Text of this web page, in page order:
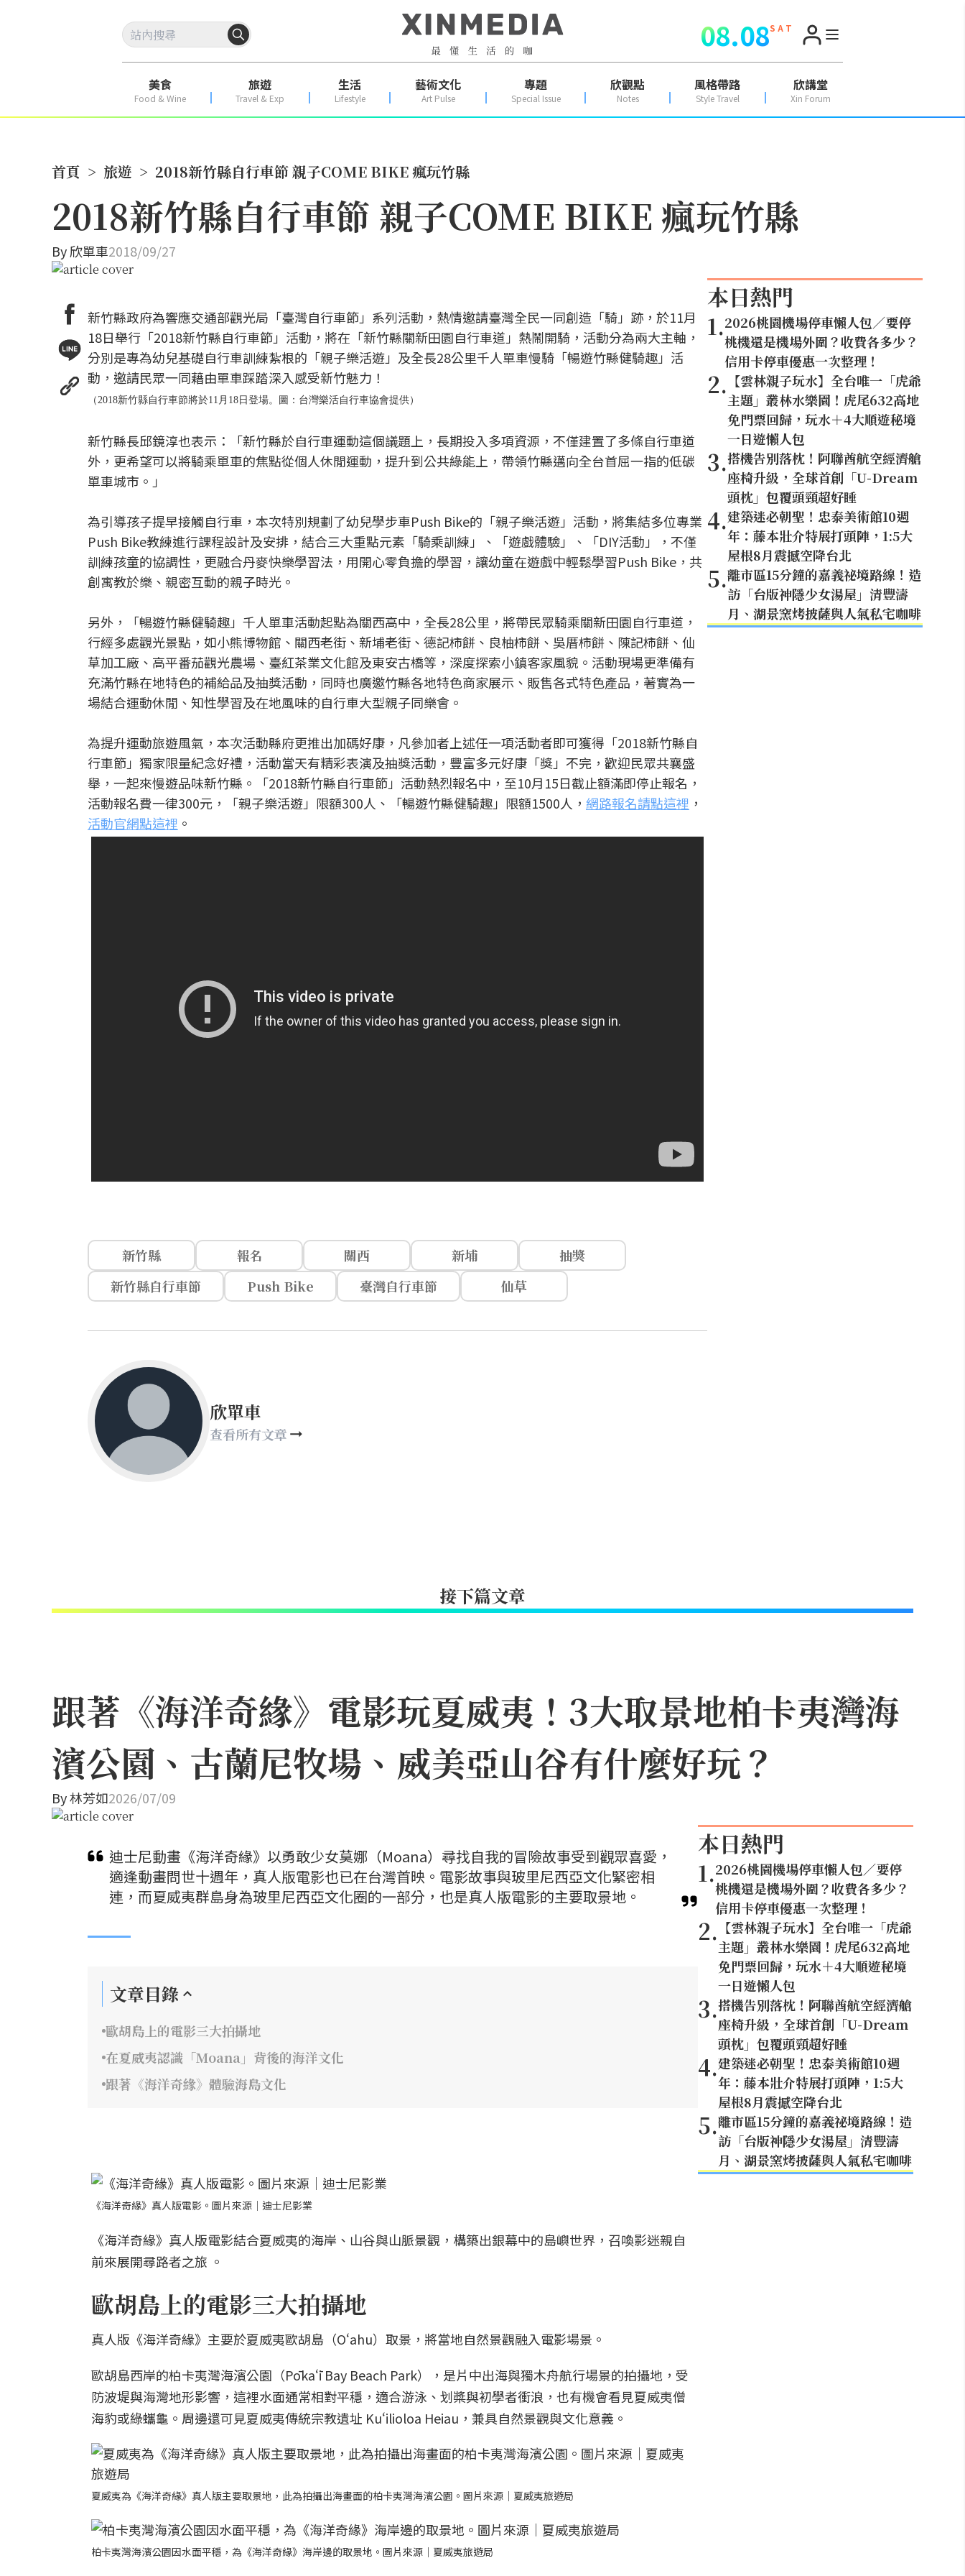
08.08S A T
美食
Food & Wine
旅遊
Travel & Exp
生活
Lifestyle
藝術文化
Art Pulse
專題
Special Issue
欣觀點
Notes
風格帶路
Style Travel
欣講堂
Xin Forum
首頁 > 旅遊 > 2018新竹縣自行車節 親子COME BIKE 瘋玩竹縣
2018新竹縣自行車節 親子COME BIKE 瘋玩竹縣
By欣單車2018/09/27
新竹縣政府為響應交通部觀光局「臺灣自行車節」系列活動，熱情邀請臺灣全民一同創造「騎」跡，於11月
18日舉行「2018新竹縣自行車節」活動，將在「新竹縣關新田園自行車道」熱鬧開騎，活動分為兩大主軸，
分別是專為幼兒基礎自行車訓練紮根的「親子樂活遊」及全長28公里千人單車慢騎「暢遊竹縣健騎趣」活
動，邀請民眾一同藉由單車踩踏深入感受新竹魅力！
（2018新竹縣自行車節將於11月18日登場。圖：台灣樂活自行車協會提供）
新竹縣長邱鏡淳也表示：「新竹縣於自行車運動這個議題上，長期投入多項資源，不僅建置了多條自行車道
外，更希望可以將騎乘單車的焦點從個人休閒運動，提升到公共綠能上，帶領竹縣邁向全台首屈一指的低碳
單車城市。」
為引導孩子提早接觸自行車，本次特別規劃了幼兒學步車Push Bike的「親子樂活遊」活動，將集結多位專業
Push Bike教練進行課程設計及安排，結合三大重點元素「騎乘訓練」、「遊戲體驗」、「DIY活動」，不僅
訓練孩童的協調性，更融合丹麥快樂學習法，用開心零負擔的學習，讓幼童在遊戲中輕鬆學習Push Bike，共
創寓教於樂、親密互動的親子時光。
另外，「暢遊竹縣健騎趣」千人單車活動起點為關西高中，全長28公里，將帶民眾騎乘關新田園自行車道，
行經多處觀光景點，如小熊博物館、關西老街、新埔老街、德記柿餅、良柚柿餅、吳厝柿餅、陳記柿餅、仙
草加工廠、高平番茄觀光農場、臺紅茶業文化館及東安古橋等，深度探索小鎮客家風貌。活動現場更準備有
充滿竹縣在地特色的補給品及抽獎活動，同時也廣邀竹縣各地特色商家展示、販售各式特色產品，著實為一
場結合運動休閒、知性學習及在地風味的自行車大型親子同樂會。
為提升運動旅遊風氣，本次活動縣府更推出加碼好康，凡參加者上述任一項活動者即可獲得「2018新竹縣自
行車節」獨家限量紀念好禮，活動當天有精彩表演及抽獎活動，豐富多元好康「獎」不完，歡迎民眾共襄盛
舉，一起來慢遊品味新竹縣。「2018新竹縣自行車節」活動熱烈報名中，至10月15日截止額滿即停止報名，
活動報名費一律300元，「親子樂活遊」限額300人、「暢遊竹縣健騎趣」限額1500人， 網路報名請點這裡 ，
活動官網點這裡 。
新竹縣 報名 關西 新埔
抽獎
新竹縣自行車節
Push Bike 臺灣自行車節 仙草
欣單車
查看所有文章
本日熱門
1.2026桃園機場停車懶人包／要停
桃機還是機場外圍？收費各多少？
信用卡停車優惠一次整理！
2. 【雲林親子玩水】全台唯一「虎爺
主題」叢林水樂園！虎尾632高地
免門票回歸，玩水＋4大順遊秘境
一日遊懶人包
3.搭機告別落枕！阿聯酋航空經濟艙
座椅升級，全球首創「U-Dream
頭枕」包覆頭頸超好睡
4.建築迷必朝聖！忠泰美術館10週
年：藤本壯介特展打頭陣，1:5大
屋根8月震撼空降台北
5.離市區15分鐘的嘉義祕境路線！造
訪「台版神隱少女湯屋」清豐濤
月、湖景窯烤披薩與人氣私宅咖啡
接下篇文章
跟著《海洋奇緣》電影玩夏威夷！3大取景地柏卡夷灣海
濱公園、古蘭尼牧場、威美亞山谷有什麼好玩？
By林芳如2026/07/09
迪士尼動畫《海洋奇緣》以勇敢少女莫娜（Moana）尋找自我的冒險故事受到觀眾喜愛，
適逢動畫問世十週年，真人版電影也已在台灣首映。電影故事與玻里尼西亞文化緊密相
連，而夏威夷群島身為玻里尼西亞文化圈的一部分，也是真人版電影的主要取景地。
文章目錄
歐胡島上的電影三大拍攝地
在夏威夷認識「Moana」背後的海洋文化
跟著《海洋奇緣》體驗海島文化
《海洋奇緣》真人版電影。圖片來源｜迪士尼影業
《海洋奇緣》真人版電影結合夏威夷的海岸、山谷與山脈景觀，構築出銀幕中的島嶼世界，召喚影迷親自
前來展開尋路者之旅 。
歐胡島上的電影三大拍攝地
真人版《海洋奇緣》主要於夏威夷歐胡島（Oʻahu）取景，將當地自然景觀融入電影場景。
歐胡島西岸的柏卡夷灣海濱公園（Pōkaʻī Bay Beach Park），是片中出海與獨木舟航行場景的拍攝地，受
防波堤與海灣地形影響，這裡水面通常相對平穩，適合游泳、划槳與初學者衝浪，也有機會看見夏威夷僧
海豹或綠蠵龜。周邊還可見夏威夷傳統宗教遺址 Kuʻilioloa Heiau，兼具自然景觀與文化意義。
夏威夷為《海洋奇緣》真人版主要取景地，此為拍攝出海畫面的柏卡夷灣海濱公園。圖片來源｜夏威夷旅遊局
柏卡夷灣海濱公園因水面平穩，為《海洋奇緣》海岸邊的取景地。圖片來源｜夏威夷旅遊局
本日熱門
1.2026桃園機場停車懶人包／要停
桃機還是機場外圍？收費各多少？
信用卡停車優惠一次整理！
2. 【雲林親子玩水】全台唯一「虎爺
主題」叢林水樂園！虎尾632高地
免門票回歸，玩水＋4大順遊秘境
一日遊懶人包
3.搭機告別落枕！阿聯酋航空經濟艙
座椅升級，全球首創「U-Dream
頭枕」包覆頭頸超好睡
4.建築迷必朝聖！忠泰美術館10週
年：藤本壯介特展打頭陣，1:5大
屋根8月震撼空降台北
5.離市區15分鐘的嘉義祕境路線！造
訪「台版神隱少女湯屋」清豐濤
月、湖景窯烤披薩與人氣私宅咖啡